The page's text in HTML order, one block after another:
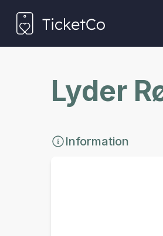
Lyder
Information